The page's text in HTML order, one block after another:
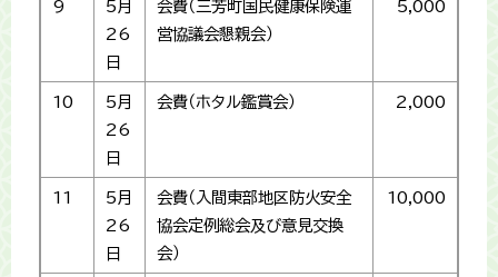
9
5月
26
日
会費（三芳町国民健康保険運
営協議会懇親会）
5,000
10
5月
26
日
会費（ホタル鑑賞会） 2,000
11
5月
26
日
会費（入間東部地区防火安全
協会定例総会及び意見交換
会）
10,000